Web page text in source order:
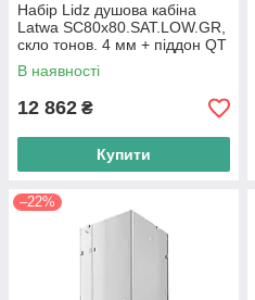
Набір Lidz душова кабіна
Latwa SC80x80.SAT.LOW.GR,
скло тонов. 4 мм + піддон QT
ROBIN
В наявності
12 862 ₴
Купити
–22%